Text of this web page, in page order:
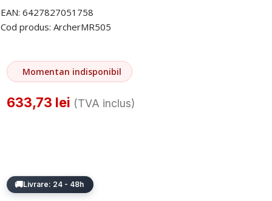
EAN: 6427827051758
Cod produs: ArcherMR505
Momentan indisponibil
633,73 lei (TVA inclus)
Livrare: 24 - 48h